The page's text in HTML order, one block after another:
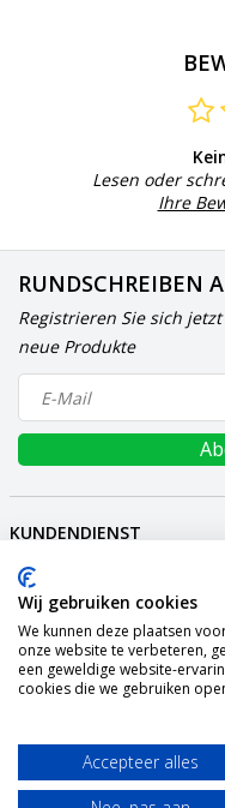
Lesen oder
Ihre
RUNDSCHREIBEN
Registrieren Sie sich
neue Produkte
KUNDENDIENST
MEIN KONTO
INTERNATIONAL
ZAHLUNGSARTEN
VERSAND
KONTAKT
Wij gebruiken cookies
We kunnen deze plaatsen
onze website te verbeteren,
een geweldige website-
cookies die we gebruiken
Accepteer alles